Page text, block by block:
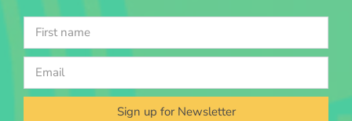
Sign up for Newsletter